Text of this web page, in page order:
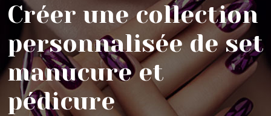
Créer une collection
personnalisée de set
manucure et
pédicure